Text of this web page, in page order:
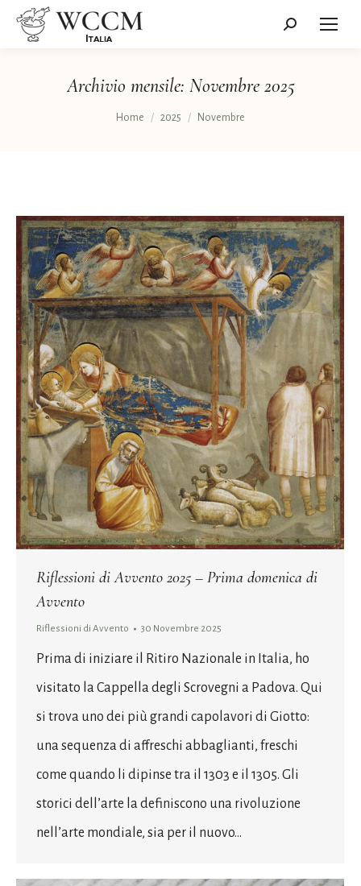
Cerca:
Archivio mensile: Novembre 2025
Tu sei qui:
Home 2025 Novembre
Riflessioni di Avvento 2025 – Prima domenica di
Avvento
Riflessioni di Avvento 30 Novembre 2025
Prima di iniziare il Ritiro Nazionale in Italia, ho
visitato la Cappella degli Scrovegni a Padova. Qui
si trova uno dei più grandi capolavori di Giotto:
una sequenza di affreschi abbaglianti, freschi
come quando li dipinse tra il 1303 e il 1305. Gli
storici dell’arte la definiscono una rivoluzione
nell’arte mondiale, sia per il nuovo…